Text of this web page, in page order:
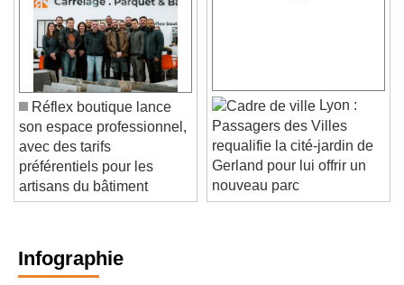
Réflex boutique lance
son espace professionnel,
avec des tarifs
préférentiels pour les
artisans du bâtiment
Lyon :
Passagers des Villes
requalifie la cité-jardin de
Gerland pour lui offrir un
nouveau parc
Infographie